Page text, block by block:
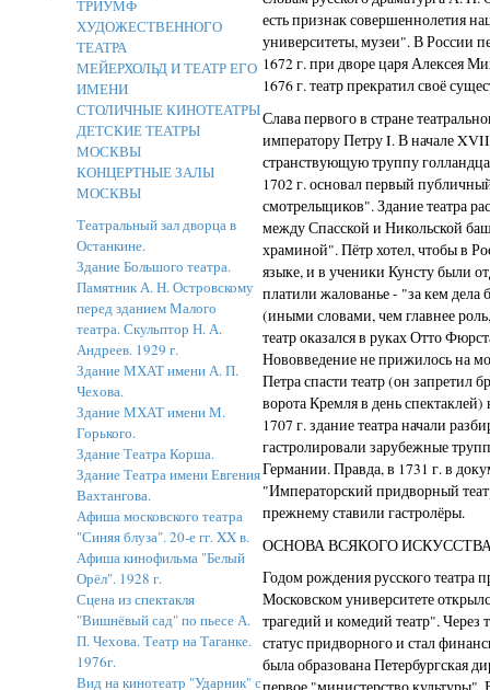
ТРИУМФ
ХУДОЖЕСТВЕННОГО
ТЕАТРА
МЕЙЕРХОЛЬД И ТЕАТР ЕГО
ИМЕНИ
СТОЛИЧНЫЕ КИНОТЕАТРЫ
ДЕТСКИЕ ТЕАТРЫ
МОСКВЫ
КОНЦЕРТНЫЕ ЗАЛЫ
МОСКВЫ
Театральный зал дворца в
Останкине.
Здание Большого театра.
Памятник А. Н. Островскому
перед зданием Малого
театра. Скульптор Н. А.
Андреев. 1929 г.
Здание МХАТ имени А. П.
Чехова.
Здание МХАТ имени М.
Горького.
Здание Театра Корша.
Здание Театра имени Евгения
Вахтангова.
Афиша московского театра
"Синяя блуза". 20-е гг. XX в.
Афиша кинофильма "Белый
Орёл". 1928 г.
Сцена из спектакля
"Вишнёвый сад" по пьесе А.
П. Чехова. Театр на Таганке.
1976г.
Вид на кинотеатр "Ударник" с
есть признак совершеннолетия
университеты, музеи". В России
1672 г. при дворе царя Алексея
1676 г. театр прекратил своё
Слава первого в стране
императору Петру I. В начале
странствующую труппу
1702 г. основал первый
смотрелыциков". Здание театра
между Спасской и Никольской
храминой". Пётр хотел, чтобы в
языке, и в ученики Кунсту были
платили жалованье - "за кем
(иными словами, чем главнее
театр оказался в руках Отто
Нововведение не прижилось на
Петра спасти театр (он запретил
ворота Кремля в день спектаклей)
1707 г. здание театра начали
гастролировали зарубежные
Германии. Правда, в 1731 г. в
"Императорский придворный
прежнему ставили гастролёры.
ОСНОВА ВСЯКОГО
Годом рождения русского театра
Московском университете
трагедий и комедий театр".
статус придворного и стал
была образована Петербургская